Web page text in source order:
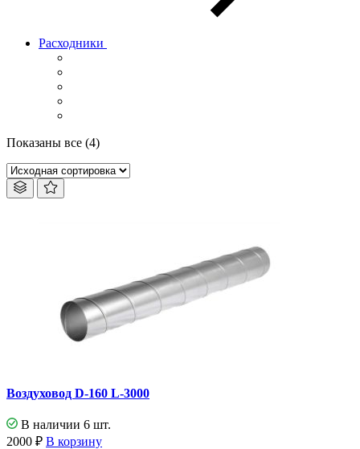
Расходники
Показаны все (4)
Воздуховод D-160 L-3000
В наличии 6 шт.
2000 ₽ В корзину